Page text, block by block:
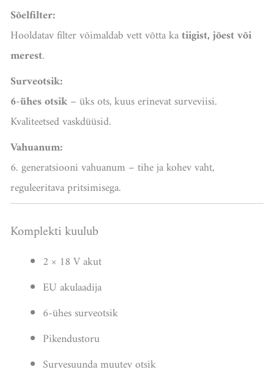
Sõelfilter:
Hooldatav filter võimaldab vett võtta katiigist, jõest või
merest.
Surveotsik:
6-ühes otsik– üks ots, kuus erinevat surveviisi.
Kvaliteetsed vaskdüüsid.
Vahuanum:
6. generatsiooni vahuanum – tihe ja kohev vaht,
reguleeritava pritsimisega.
Komplekti kuulub
2 × 18 V akut
EU akulaadija
6-ühes surveotsik
Pikendustoru
Survesuunda muutev otsik